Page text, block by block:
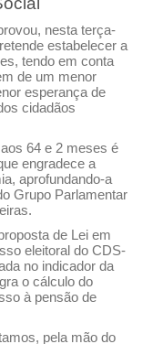
nesta terça-
estabelecer a
tendo em conta
de um menor
esperança de
cidadãos
64 e 2 meses é
engradece a
aprofundando-a
Grupo Parlamentar
de Lei em
eleitoral do CDS-
no indicador da
o cálculo do
à pensão de
pela mão do